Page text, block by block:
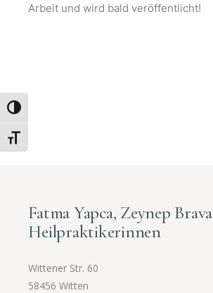
Umschalten auf hohe Kontraste
Schrift vergrößern
Arbeit und wird bald veröffentlicht!
Fatma Yapca, Zeynep Brava
Heilpraktikerinnen
Wittener Str. 60
58456 Witten